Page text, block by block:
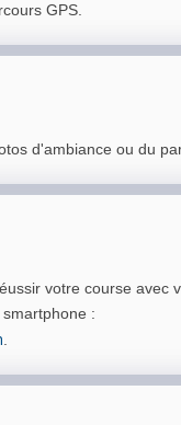
GPS.
d'ambiance ou du
votre course avec
:
.